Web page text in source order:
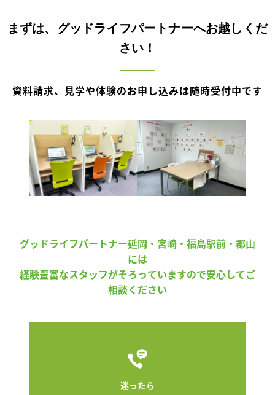
まずは、グッドライフパートナーへお越しくだ
さい！
資料請求、見学や体験のお申し込みは随時受付中です
グッドライフパートナー延岡・宮崎・福島駅前・郡山
には
経験豊富なスタッフがそろっていますので安心してご
相談ください
迷ったら